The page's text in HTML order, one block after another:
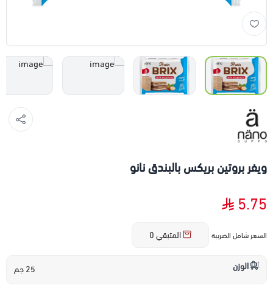
ويفر بروتين بريكس بالبندق نانو
5.75
السعر شامل الضريبة المتبقي0
الوزن 25 جم